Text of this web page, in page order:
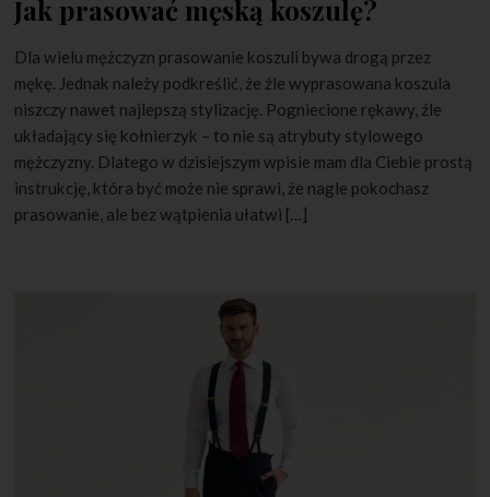
Jak prasować męską koszulę?
Dla wielu mężczyzn prasowanie koszuli bywa drogą przez
mękę. Jednak należy podkreślić, że źle wyprasowana koszula
niszczy nawet najlepszą stylizację. Pogniecione rękawy, źle
układający się kołnierzyk – to nie są atrybuty stylowego
mężczyzny. Dlatego w dzisiejszym wpisie mam dla Ciebie prostą
instrukcję, która być może nie sprawi, że nagle pokochasz
prasowanie, ale bez wątpienia ułatwi […]